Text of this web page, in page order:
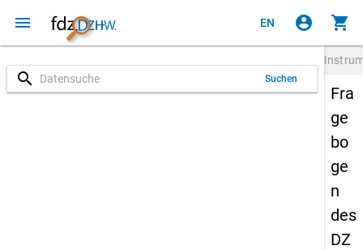
menu EN account_circle shopping_cart
search Suchen
Fra
ge
bo
ge
n
des
DZ